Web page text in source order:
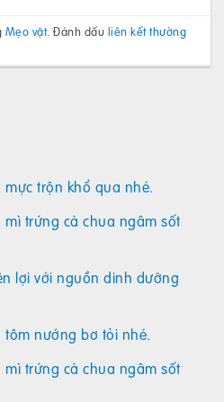
Mẹo vặt. Đánh dấu liên kết thường
trộn khổ qua nhé.
trứng cà chua ngâm sốt
lợi với nguồn dinh dưỡng
nướng bơ tỏi nhé.
trứng cà chua ngâm sốt